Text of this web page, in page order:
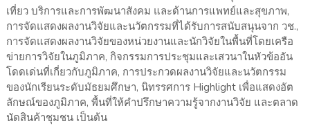
เที่ยว บริการและการพัฒนาสังคม และด้านการแพทย์และสุขภาพ,
การจัดแสดงผลงานวิจัยและนวัตกรรมที่ได้รับการสนับสนุนจาก วช.,
การจัดแสดงผลงานวิจัยของหน่วยงานและนักวิจัยในพื้นที่โดยเครือ
ข่ายการวิจัยในภูมิภาค, กิจกรรมการประชุมและเสวนาในหัวข้ออัน
โดดเด่นที่เกี่ยวกับภูมิภาค, การประกวดผลงานวิจัยและนวัตกรรม
ของนักเรียนระดับมัธยมศึกษา, นิทรรศการ Highlight เพื่อแสดงอัต
ลักษณ์ของภูมิภาค, พื้นที่ให้คำปรึกษาความรู้จากงานวิจัย และตลาด
นัดสินค้าชุมชน เป็นต้น